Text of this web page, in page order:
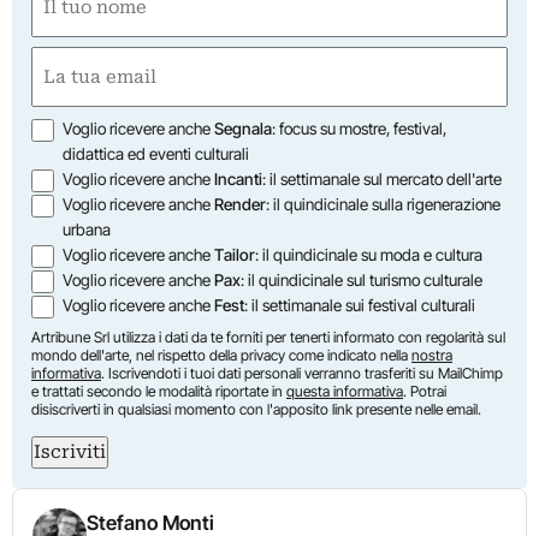
(Required)
First
(Required)
Opzioni
Voglio ricevere ancheSegnala: focus su mostre, festival,
didattica ed eventi culturali
Voglio ricevere ancheIncanti: il settimanale sul mercato dell'arte
Voglio ricevere ancheRender: il quindicinale sulla rigenerazione
urbana
Voglio ricevere ancheTailor: il quindicinale su moda e cultura
Voglio ricevere anchePax: il quindicinale sul turismo culturale
Voglio ricevere ancheFest: il settimanale sui festival culturali
Artribune Srl utilizza i dati da te forniti per tenerti informato con regolarità sul
mondo dell'arte, nel rispetto della privacy come indicato nella nostra
informativa. Iscrivendoti i tuoi dati personali verranno trasferiti su MailChimp
e trattati secondo le modalità riportate in questa informativa. Potrai
disiscriverti in qualsiasi momento con l'apposito link presente nelle email.
Iscriviti
Stefano Monti